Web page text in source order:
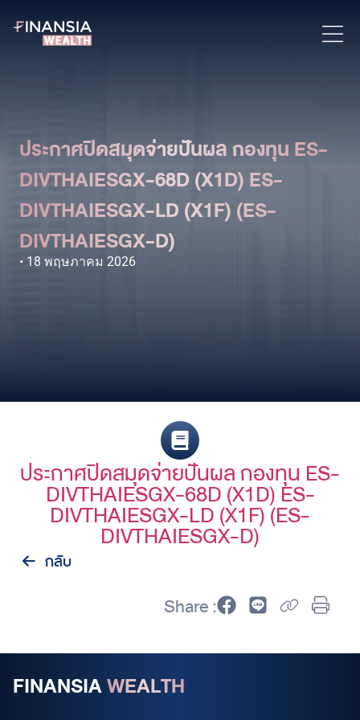
ประกาศปิดสมุดจ่ายปันผล กองทุน ES-
DIVTHAIESGX-68D (X1D) ES-
DIVTHAIESGX-LD (X1F) (ES-
DIVTHAIESGX-D)
18 พฤษภาคม 2026
ประกาศปิดสมุดจ่ายปันผล กองทุน ES-
DIVTHAIESGX-68D (X1D) ES-
DIVTHAIESGX-LD (X1F) (ES-
DIVTHAIESGX-D)
กลับ
Share :
FINANSIAWEALTH